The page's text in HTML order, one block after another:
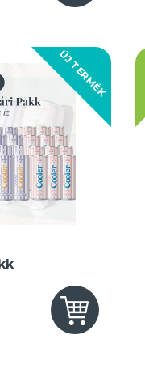
ÚJ TERMÉK